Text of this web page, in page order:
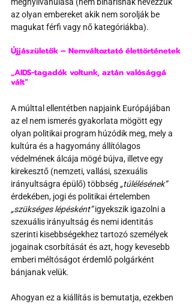
az olyan embereket akik nem sorolják be
magukat férfi vagy nő kategóriákba).
Újjászületők – Nemváltoztató élettörténetek
„AIDS-tagadók voltunk, aztán valósággá
vált”
A múlttal ellentétben napjaink Európájában
az el nem ismerés gyakorlata mögött egy
olyan politikai program húzódik meg, mely a
kultúra és a hagyomány állítólagos
védelmének álcája mögé bújva, illetve egy
kirekesztő (nemzeti, vallási, szexuális
irányultságra épülő) többség „túlélésének”
érdekében, jogi és politikai értelemben
„szükséges lépésként” igyekszik igazolni a
szexuális irányultság és nemi identitás
szerinti kisebbségekhez tartozó személyek
jogainak csorbítását és azt, hogy kevesebb
emberi méltóságot érdemlő polgárként
bánjanak velük.
Ahogyan ez a kiállítás is bemutatja, ezekben